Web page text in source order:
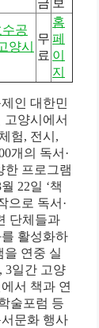
금 보
공
양시
무
료
홈
페
이
지
인 대한민
고양시에서
험, 전시,
개의 독서·
한 프로그램
22일 ‘책
으로 독서·
단체들과
활성화하
을 연중 실
3일간 고양
서 책과 연
술포럼 등
문화 행사